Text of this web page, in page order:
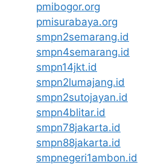
pmibogor.org
pmisurabaya.org
smpn2semarang.id
smpn4semarang.id
smpn14jkt.id
smpn2lumajang.id
smpn2sutojayan.id
smpn4blitar.id
smpn78jakarta.id
smpn88jakarta.id
smpnegeri1ambon.id